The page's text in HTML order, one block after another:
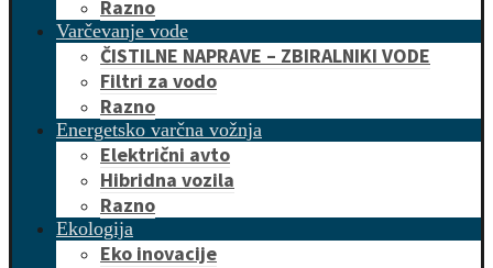
Razno
Varčevanje vode
ČISTILNE NAPRAVE – ZBIRALNIKI VODE
Filtri za vodo
Razno
Energetsko varčna vožnja
Električni avto
Hibridna vozila
Razno
Ekologija
Eko inovacije